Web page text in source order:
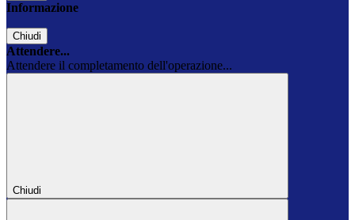
Informazione
Chiudi
Attendere...
Attendere il completamento dell'operazione...
Chiudi